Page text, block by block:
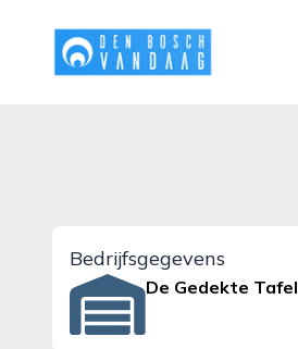
denboschvandaag.nl
Bedrijfsgegevens
De Gedekte Tafel